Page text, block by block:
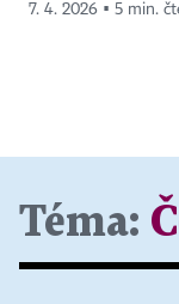
7. 4. 2026 ▪ 5 min.
Téma: